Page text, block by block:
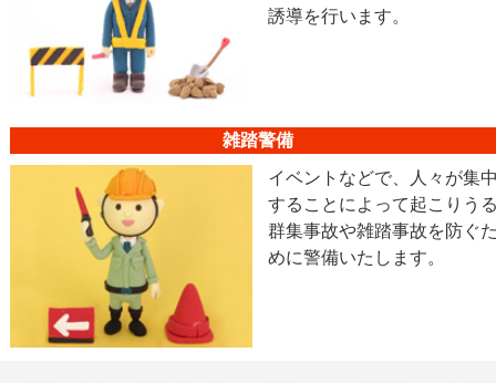
誘導を行います。
雑踏警備
イベントなどで、人々が集
することによって起こりう
群集事故や雑踏事故を防ぐ
めに警備いたします。